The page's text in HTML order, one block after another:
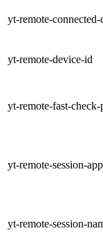
yt-remote-connected-
yt-remote-device-id
yt-remote-fast-check-
yt-remote-session-app
yt-remote-session-